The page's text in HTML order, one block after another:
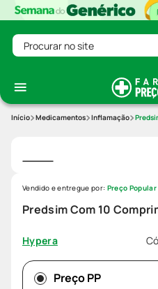
Procurar no site
Medicamentos Inflamação
Predsim Com 10
Hypera
Vendido e entregue por: Preço Popular
Preço PP